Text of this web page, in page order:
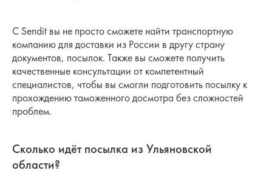
С Sendit вы не просто сможете найти транспортную
компанию для доставки из России в другу страну
документов, посылок. Также вы сможете получить
качественные консультации от компетентный
специалистов, чтобы вы смогли подготовить посылку к
прохождению таможенного досмотра без сложностей
проблем.
Сколько идёт посылка из Ульяновской
области?